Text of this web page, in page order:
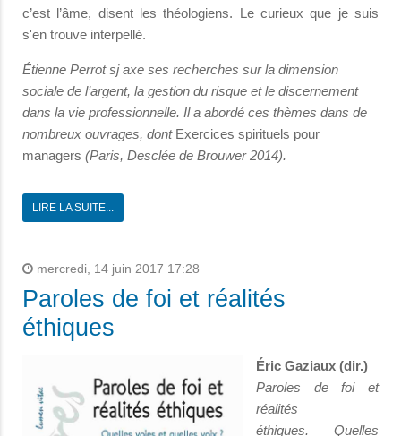
c’est l’âme, disent les théologiens. Le curieux que je suis
s'en trouve interpellé.
Étienne Perrot sj axe ses recherches sur la dimension
sociale de l’argent, la gestion du risque et le discernement
dans la vie professionnelle. Il a abordé ces thèmes dans de
nombreux ouvrages, dont Exercices spirituels pour
managers (Paris, Desclée de Brouwer 2014).
LIRE LA SUITE...
mercredi, 14 juin 2017 17:28
Paroles de foi et réalités
éthiques
Éric Gaziaux (dir.)
Paroles de foi et
réalités
éthiques. Quelles